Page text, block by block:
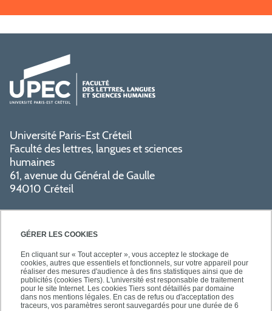
GÉRER LES COOKIES
En cliquant sur « Tout accepter », vous acceptez le stockage de
cookies, autres que essentiels et fonctionnels, sur votre appareil pour
réaliser des mesures d'audience à des fins statistiques ainsi que de
publicités (cookies Tiers). L'université est responsable de traitement
pour le site Internet. Les cookies Tiers sont détaillés par domaine
dans nos mentions légales. En cas de refus ou d'acceptation des
traceurs, vos paramètres seront sauvegardés pour une durée de 6
Université Paris-Est Créteil
Faculté des lettres, langues et sciences
humaines
61, avenue du Général de Gaulle
94010 Créteil
PRATIQUE